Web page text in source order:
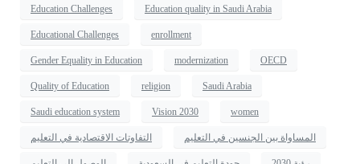
Education Challenges Education quality in Saudi Arabia
Educational Challenges enrollment
Gender Equality in Education modernization OECD
Quality of Education religion Saudi Arabia
Saudi education system Vision 2030 women
التفاوتات الاقتصادية في التعليم المساواة بين الجنسين في التعليم